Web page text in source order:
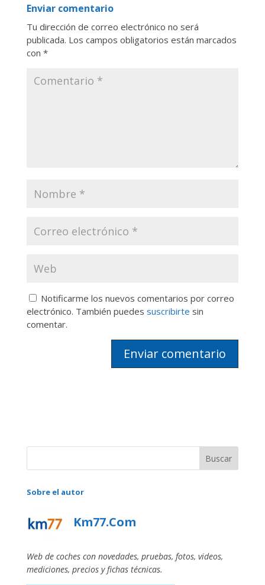
Enviar comentario
Tu dirección de correo electrónico no será
publicada. Los campos obligatorios están marcados
con *
Notificarme los nuevos comentarios por correo
electrónico. También puedes suscribirte sin
comentar.
Sobre el autor
Km77.com
Web de coches con novedades, pruebas, fotos, videos,
mediciones, precios y fichas técnicas.